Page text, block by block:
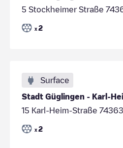
5 Stockheimer Straße
x 2
Surface
Stadt Güglingen - Karl-
15 Karl-Heim-Straße 74363
x 2